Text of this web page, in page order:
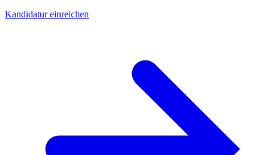
Kandidatur einreichen